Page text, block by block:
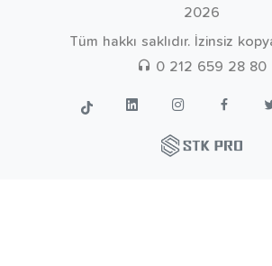
2026
Tüm hakkı saklıdır. İzinsiz
0 212 659 28 80